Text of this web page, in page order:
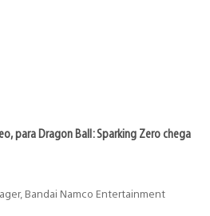
para Dragon Ball: Sparking Zero chega
Bandai Namco Entertainment